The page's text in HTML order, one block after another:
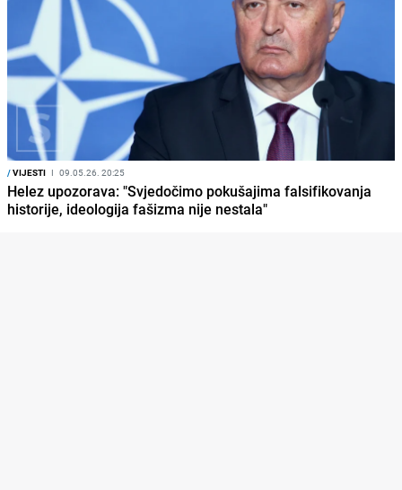
/VIJESTI I 09.05.26. 20:25
Helez upozorava: "Svjedočimo pokušajima falsifikovanja
historije, ideologija fašizma nije nestala"